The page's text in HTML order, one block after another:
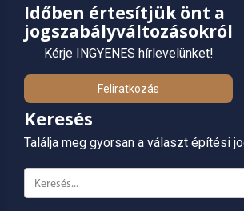
Időben értesítjük önt a
jogszabályváltozásokról
Kérje INGYENES hírlevelünket!
Feliratkozás
Keresés
Találja meg gyorsan a választ építési